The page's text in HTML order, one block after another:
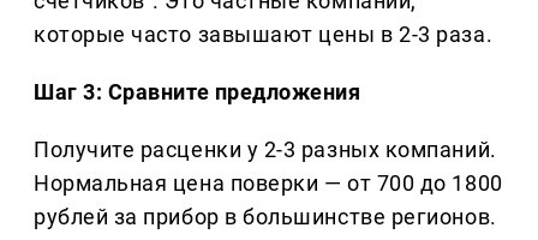
которые часто завышают цены в 2-3 раза.
Шаг 3: Сравните предложения
Получите расценки у 2-3 разных компаний.
Нормальная цена поверки — от 700 до 1800
рублей за прибор в большинстве регионов.